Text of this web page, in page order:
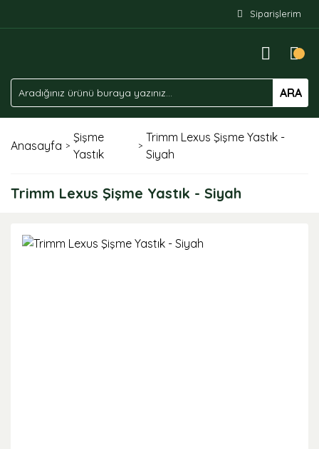
Siparişlerim
ARA
Anasayfa
Şişme
Yastık
Trimm Lexus Şişme Yastık -
Siyah
Trimm Lexus Şişme Yastık - Siyah